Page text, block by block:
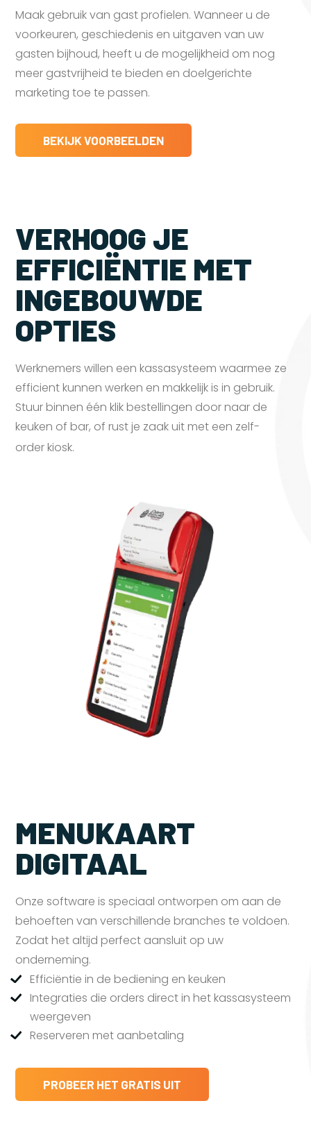
Maak gebruik van gast profielen. Wanneer u de
voorkeuren, geschiedenis en uitgaven van uw
gasten bijhoud, heeft u de mogelijkheid om nog
meer gastvrijheid te bieden en doelgerichte
marketing toe te passen.
BEKIJK VOORBEELDEN
VERHOOG JE
EFFICIËNTIE MET
INGEBOUWDE
OPTIES
Werknemers willen een kassasysteem waarmee ze
efficient kunnen werken en makkelijk is in gebruik.
Stuur binnen één klik bestellingen door naar de
keuken of bar, of rust je zaak uit met een zelf-
order kiosk.
MENUKAART
DIGITAAL
Onze software is speciaal ontworpen om aan de
behoeften van verschillende branches te voldoen.
Zodat het altijd perfect aansluit op uw
onderneming.
Efficiëntie in de bediening en keuken
Integraties die orders direct in het kassasysteem
weergeven
Reserveren met aanbetaling
PROBEER HET GRATIS UIT